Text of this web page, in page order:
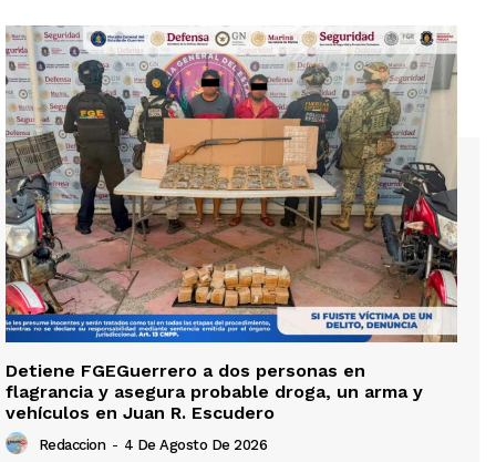
Detiene FGEGuerrero a dos personas en
flagrancia y asegura probable droga, un arma y
vehículos en Juan R. Escudero
Redaccion - 4 De Agosto De 2026